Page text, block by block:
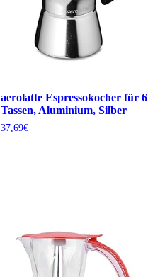
aerolatte Espressokocher für 6
Tassen, Aluminium, Silber
37,69€